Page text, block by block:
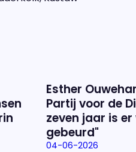
Esther
Partij voor de
zeven jaar is er
gebeurd"
04-06-2026